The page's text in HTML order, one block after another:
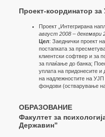
Проект-координатор за
Проект „Интегрирана
август 2008 – декември
Цел: Заеднички проект
постапката за
клиентски софтвер и за
за плаќање до банка;
уплата на придонесите и
на надлежностите на УЈП
фондови (остварување на
ОБРАЗОВАНИЕ
Факултет за
Державин”